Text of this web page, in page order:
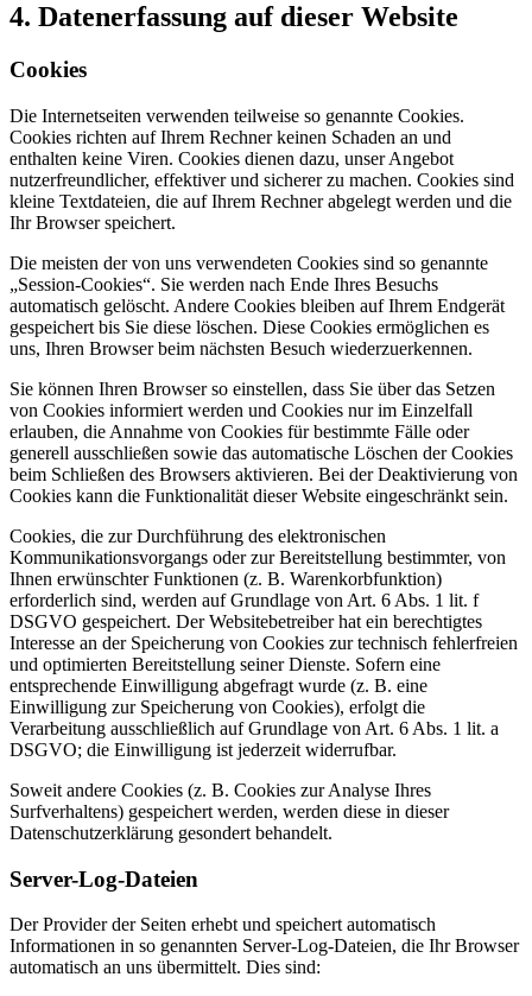
4. Datenerfassung auf dieser Website
Cookies
Die Internetseiten verwenden teilweise so genannte Cookies.
Cookies richten auf Ihrem Rechner keinen Schaden an und
enthalten keine Viren. Cookies dienen dazu, unser Angebot
nutzerfreundlicher, effektiver und sicherer zu machen. Cookies sind
kleine Textdateien, die auf Ihrem Rechner abgelegt werden und die
Ihr Browser speichert.
Die meisten der von uns verwendeten Cookies sind so genannte
„Session-Cookies“. Sie werden nach Ende Ihres Besuchs
automatisch gelöscht. Andere Cookies bleiben auf Ihrem Endgerät
gespeichert bis Sie diese löschen. Diese Cookies ermöglichen es
uns, Ihren Browser beim nächsten Besuch wiederzuerkennen.
Sie können Ihren Browser so einstellen, dass Sie über das Setzen
von Cookies informiert werden und Cookies nur im Einzelfall
erlauben, die Annahme von Cookies für bestimmte Fälle oder
generell ausschließen sowie das automatische Löschen der Cookies
beim Schließen des Browsers aktivieren. Bei der Deaktivierung von
Cookies kann die Funktionalität dieser Website eingeschränkt sein.
Cookies, die zur Durchführung des elektronischen
Kommunikationsvorgangs oder zur Bereitstellung bestimmter, von
Ihnen erwünschter Funktionen (z. B. Warenkorbfunktion)
erforderlich sind, werden auf Grundlage von Art. 6 Abs. 1 lit. f
DSGVO gespeichert. Der Websitebetreiber hat ein berechtigtes
Interesse an der Speicherung von Cookies zur technisch fehlerfreien
und optimierten Bereitstellung seiner Dienste. Sofern eine
entsprechende Einwilligung abgefragt wurde (z. B. eine
Einwilligung zur Speicherung von Cookies), erfolgt die
Verarbeitung ausschließlich auf Grundlage von Art. 6 Abs. 1 lit. a
DSGVO; die Einwilligung ist jederzeit widerrufbar.
Soweit andere Cookies (z. B. Cookies zur Analyse Ihres
Surfverhaltens) gespeichert werden, werden diese in dieser
Datenschutzerklärung gesondert behandelt.
Server-Log-Dateien
Der Provider der Seiten erhebt und speichert automatisch
Informationen in so genannten Server-Log-Dateien, die Ihr Browser
automatisch an uns übermittelt. Dies sind: